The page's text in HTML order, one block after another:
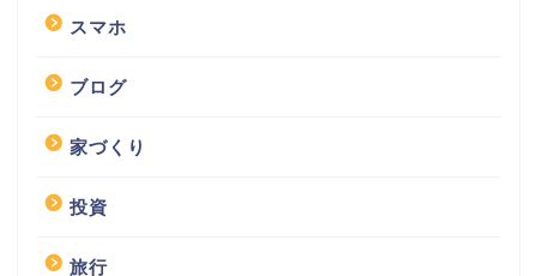
スマホ
ブログ
家づくり
投資
旅行